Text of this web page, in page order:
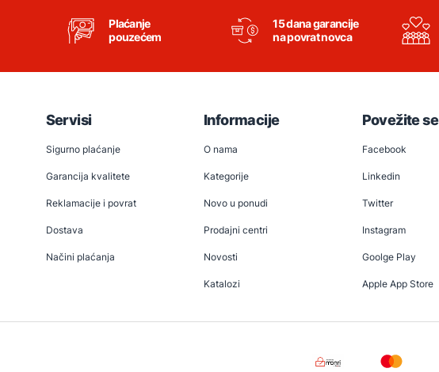
Plaćanje
pouzećem
15 dana garancije
na povrat novca
Servisi
Sigurno plaćanje
Garancija kvalitete
Reklamacije i povrat
Dostava
Načini plaćanja
Informacije
O nama
Kategorije
Novo u ponudi
Prodajni centri
Novosti
Katalozi
Povežite se
Facebook
Linkedin
Twitter
Instagram
Goolge Play
Apple App Store